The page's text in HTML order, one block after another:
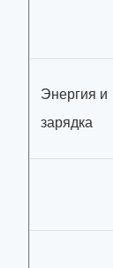
Энергия и
зарядка